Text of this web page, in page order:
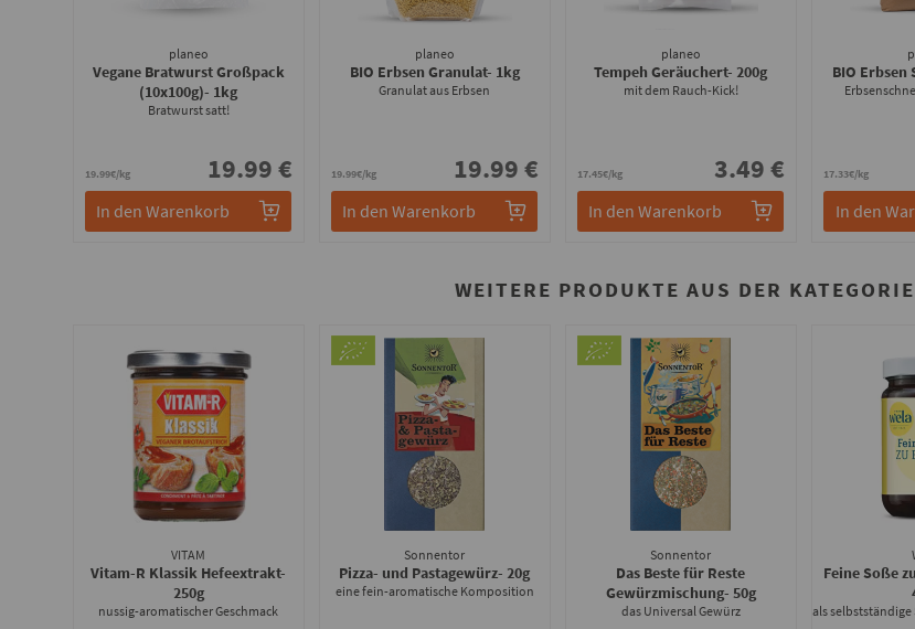
planeo
Vegane Bratwurst Großpack
(10x100g)- 1kg
Bratwurst satt!
19.99€/kg 19.99 €
In den Warenkorb
planeo
BIO Erbsen Granulat- 1kg
Granulat aus Erbsen
19.99€/kg 19.99 €
In den Warenkorb
planeo
Tempeh Geräuchert- 200g
mit dem Rauch-Kick!
17.45€/kg 3.49 €
In den Warenkorb
BIO Erbsen
17.33€/kg
In den
WEITERE PRODUKTE AUS DER
VITAM
Vitam-R Klassik Hefeextrakt-
250g
nussig-aromatischer Geschmack
Sonnentor
Pizza- und Pastagewürz- 20g
eine fein-aromatische Komposition
Sonnentor
Das Beste für Reste
Gewürzmischung- 50g
das Universal Gewürz
Feine Soße